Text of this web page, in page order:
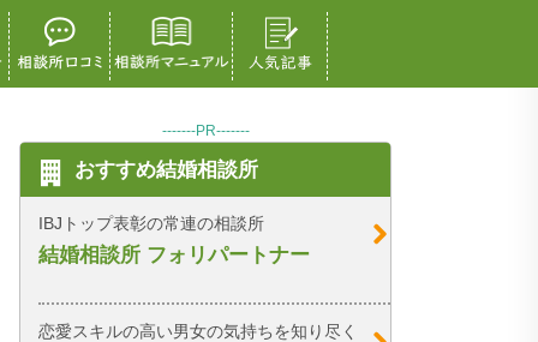
-------PR-------
おすすめ結婚相談所
IBJトップ表彰の常連の相談所
結婚相談所 フォリパートナー
恋愛スキルの高い男女の気持ちを知り尽く